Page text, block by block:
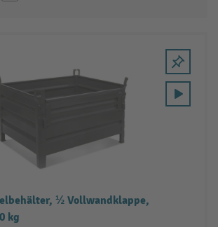
½ Vollwandklappe,
kg